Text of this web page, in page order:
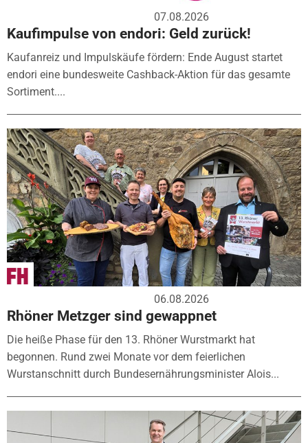
07.08.2026
Kaufimpulse von endori: Geld zurück!
Kaufanreiz und Impulskäufe fördern: Ende August startet
endori eine bundesweite Cashback-Aktion für das gesamte
Sortiment....
06.08.2026
Rhöner Metzger sind gewappnet
Die heiße Phase für den 13. Rhöner Wurstmarkt hat
begonnen. Rund zwei Monate vor dem feierlichen
Wurstanschnitt durch Bundesernährungsminister Alois...